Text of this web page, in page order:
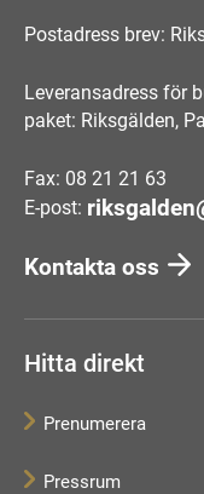
Postadress brev:
Leveransadress för
paket: Riksgälden,
Fax: 08 21 21 63
E-post:
Kontakta oss
Hitta direkt
Prenumerera
Pressrum